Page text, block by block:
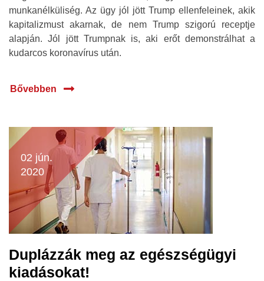
munkanélküliség. Az ügy jól jött Trump ellenfeleinek, akik
kapitalizmust akarnak, de nem Trump szigorú receptje
alapján. Jól jött Trumpnak is, aki erőt demonstrálhat a
kudarcos koronavírus után.
Bővebben
02 jún.
2020
Duplázzák meg az egészségügyi
kiadásokat!